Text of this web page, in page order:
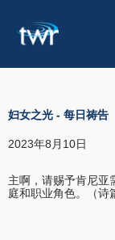
妇女之光 - 每日祷告
2023年8月10日
主啊，请赐予肯尼亚
庭和职业角色。（诗